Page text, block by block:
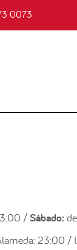
0073
/Sábado:
23:00 /